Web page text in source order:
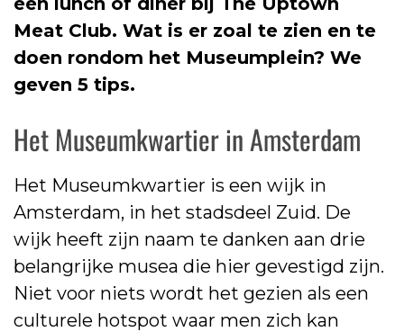
Meat Club. Wat is er zoal te zien en te
doen rondom het Museumplein? We
geven 5 tips.
Het Museumkwartier in Amsterdam
Het Museumkwartier is een wijk in
Amsterdam, in het stadsdeel Zuid. De
wijk heeft zijn naam te danken aan drie
belangrijke musea die hier gevestigd zijn.
Niet voor niets wordt het gezien als een
culturele hotspot waar men zich kan